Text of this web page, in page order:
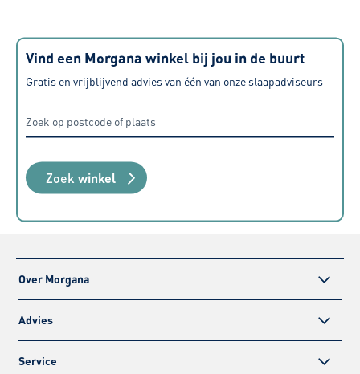
Vind een Morgana winkel bij jou in de buurt
Gratis en vrijblijvend advies van één van onze slaapadviseurs
Zoek winkel
Over Morgana
Advies
Service